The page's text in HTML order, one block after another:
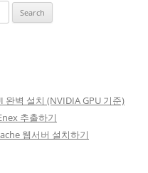
벽 설치 (NVIDIA GPU 기준)
추출하기
웹서버 설치하기